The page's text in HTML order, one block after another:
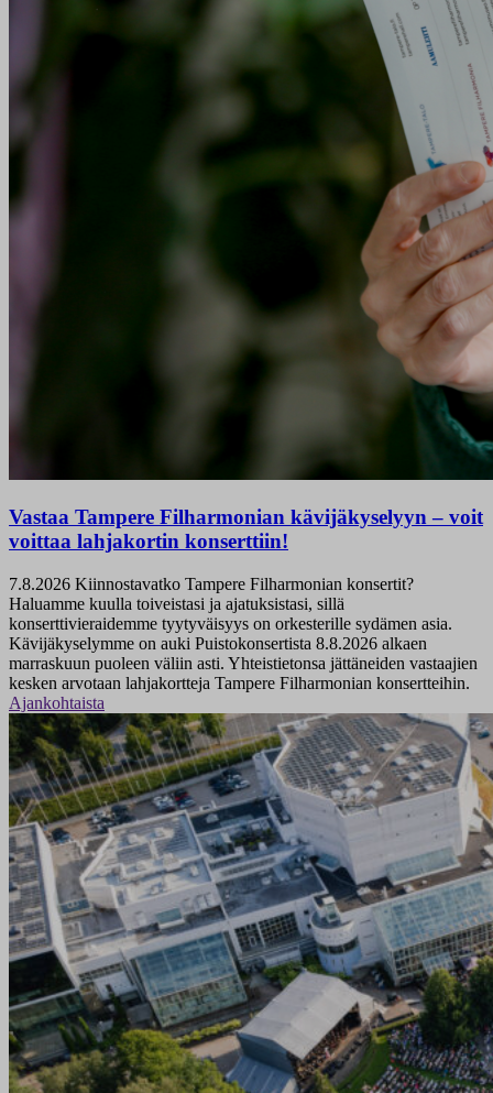
Vastaa Tampere Filharmonian kävijäkyselyyn – voit
voittaa lahjakortin konserttiin!
7.8.2026 Kiinnostavatko Tampere Filharmonian konsertit?
Haluamme kuulla toiveistasi ja ajatuksistasi, sillä
konserttivieraidemme tyytyväisyys on orkesterille sydämen asia.
Kävijäkyselymme on auki Puistokonsertista 8.8.2026 alkaen
marraskuun puoleen väliin asti. Yhteistietonsa jättäneiden vastaajien
kesken arvotaan lahjakortteja Tampere Filharmonian konsertteihin.
Ajankohtaista